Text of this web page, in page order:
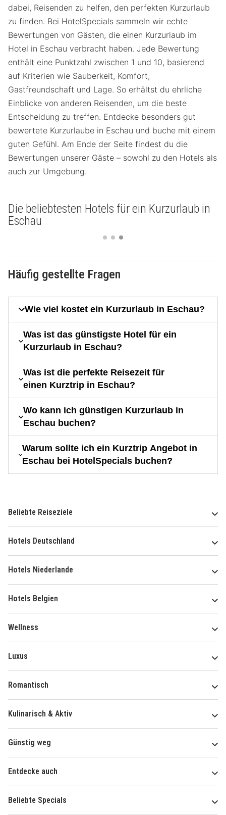
dabei, Reisenden zu helfen, den perfekten Kurzurlaub
zu finden. Bei HotelSpecials sammeln wir echte
Bewertungen von Gästen, die einen Kurzurlaub im
Hotel in Eschau verbracht haben. Jede Bewertung
enthält eine Punktzahl zwischen 1 und 10, basierend
auf Kriterien wie Sauberkeit, Komfort,
Gastfreundschaft und Lage. So erhältst du ehrliche
Einblicke von anderen Reisenden, um die beste
Entscheidung zu treffen. Entdecke besonders gut
bewertete Kurzurlaube in Eschau und buche mit einem
guten Gefühl. Am Ende der Seite findest du die
Bewertungen unserer Gäste – sowohl zu den Hotels als
auch zur Umgebung.
Die beliebtesten Hotels für ein Kurzurlaub in
Eschau
Häufig gestellte Fragen
Wie viel kostet ein Kurzurlaub in Eschau?
Was ist das günstigste Hotel für ein
Kurzurlaub in Eschau?
Was ist die perfekte Reisezeit für
einen Kurztrip in Eschau?
Wo kann ich günstigen Kurzurlaub in
Eschau buchen?
Warum sollte ich ein Kurztrip Angebot in
Eschau bei HotelSpecials buchen?
Beliebte Reiseziele
Hotels Deutschland
Hotels Niederlande
Hotels Belgien
Wellness
Luxus
Romantisch
Kulinarisch & Aktiv
Günstig weg
Entdecke auch
Beliebte Specials